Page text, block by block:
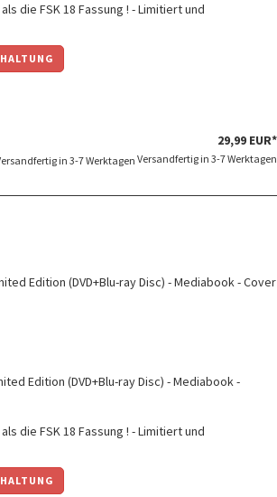
die FSK 18 Fassung ! - Limitiert und
29,99 EUR*
Versandfertig in 3-7 Werktagen
Edition (DVD+Blu-ray Disc) - Mediabook -
die FSK 18 Fassung ! - Limitiert und